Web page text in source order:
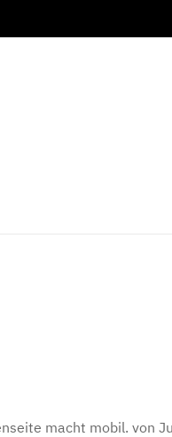
macht mobil. von